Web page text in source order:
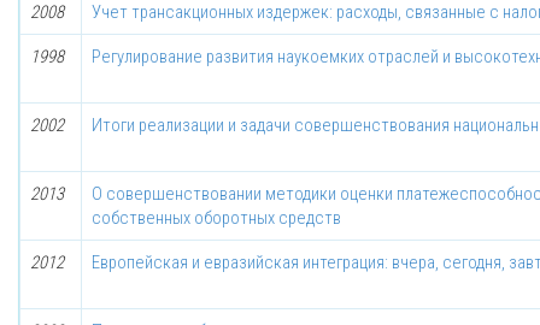
2008 Учет трансакционных издержек: расходы, связанные с
1998 Регулирование развития наукоемких отраслей и
2002 Итоги реализации и задачи совершенствования
2013
О совершенствовании методики оценки
собственных оборотных средств
2012 Европейская и евразийская интеграция: вчера, сегодня,